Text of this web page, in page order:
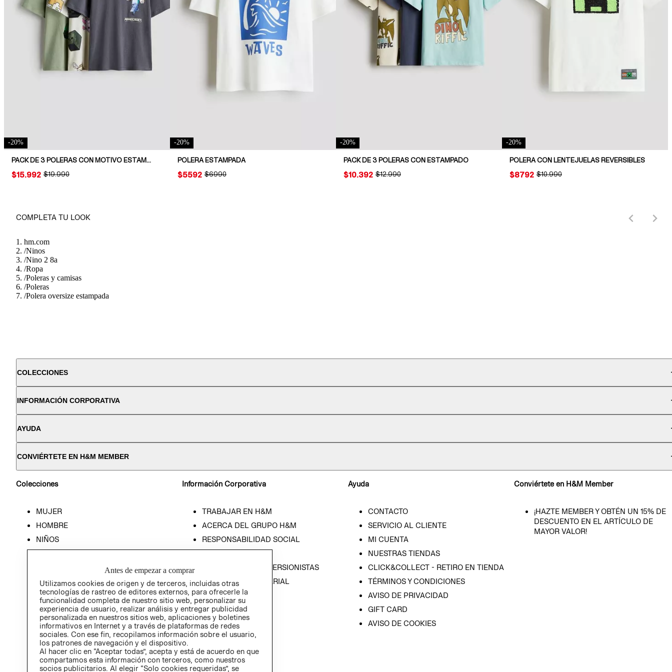
-20%
PACK DE 3 POLERAS CON MOTIVO ESTAMPADO
ORIGINAL PRICE:
$19.990
PRICE:
$15.992
-20%
POLERA ESTAMPADA
ORIGINAL PRICE:
$6990
PRICE:
$5592
-20%
PACK DE 3 POLERAS CON ESTAMPADO
ORIGINAL PRICE:
$12.990
PRICE:
$10.392
-20%
POLERA CON LENTEJUELAS REVERSIBLES
ORIGINAL PRICE:
$10.990
PRICE:
$8792
COMPLETA TU LOOK
hm.com
/Ninos
/Nino 2 8a
/Ropa
/Poleras y camisas
/Poleras
/Polera oversize estampada
COLECCIONES
INFORMACIÓN CORPORATIVA
AYUDA
CONVIÉRTETE EN H&M MEMBER
Colecciones
MUJER
HOMBRE
NIÑOS
Información Corporativa
TRABAJAR EN H&M
ACERCA DEL GRUPO H&M
RESPONSABILIDAD SOCIAL
RELACIÓN CON INVERSIONISTAS
POLÍTICA EMPRESARIAL
Ayuda
CONTACTO
SERVICIO AL CLIENTE
MI CUENTA
NUESTRAS TIENDAS
CLICK&COLLECT - RETIRO EN TIENDA
TÉRMINOS Y CONDICIONES
AVISO DE PRIVACIDAD
GIFT CARD
AVISO DE COOKIES
Conviértete en H&M Member
¡HAZTE MEMBER Y OBTÉN UN 15% DE
DESCUENTO EN EL ARTÍCULO DE
MAYOR VALOR!
Antes de empezar a comprar
Utilizamos cookies de origen y de terceros, incluidas otras
tecnologías de rastreo de editores externos, para ofrecerle la
funcionalidad completa de nuestro sitio web, personalizar su
experiencia de usuario, realizar análisis y entregar publicidad
personalizada en nuestros sitios web, aplicaciones y boletines
informativos en Internet y a través de plataformas de redes
sociales. Con ese fin, recopilamos información sobre el usuario,
los patrones de navegación y el dispositivo.
Al hacer clic en “Aceptar todas”, acepta y está de acuerdo en que
compartamos esta información con terceros, como nuestros
socios publicitarios. Al elegir “Solo cookies requeridas”, se